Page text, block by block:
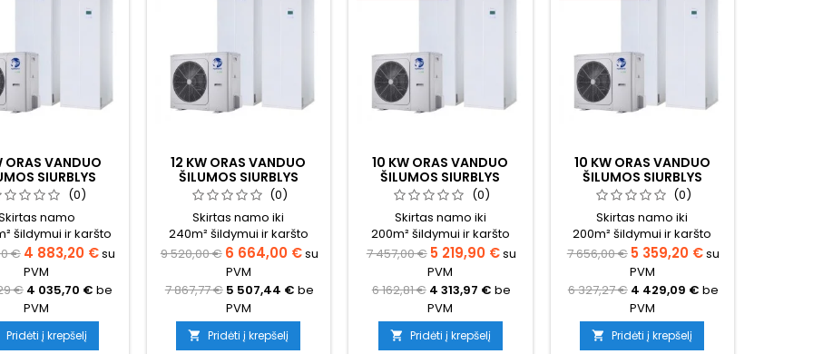
ORAS VANDUO
SIURBLYS
OPTIMUS PRO
VIENAME
(0)
namo
šildymui ir karšto
ruošimui (būtina
tikslų šilumos
namui)
€ 4 883,20 €su
PVM
€ 4 035,70 € be
PVM
Pridėti į krepšelį
12 KW ORAS VANDUO
ŠILUMOS SIURBLYS
NORDIS OPTIMUS PRO
VISKAS VIENAME
KOMPLEKTAS TRIFAZIS
(0)
Skirtas namo iki
240m² šildymui ir karšto
vandens ruošimui (būtina
pasiskaičiuoti tikslų šilumos
poreikį namui)
9 520,00 € 6 664,00 €su
PVM
7 867,77 € 5 507,44 € be
PVM
 Pridėti į krepšelį
10 KW ORAS VANDUO
ŠILUMOS SIURBLYS
NORDIS OPTIMUS PRO
VISKAS VIENAME
KOMPLEKTAS VIENFAZIS
(0)
Skirtas namo iki
200m² šildymui ir karšto
vandens ruošimui (būtina
pasiskaičiuoti tikslų šilumos
poreikį namui)
7 457,00 € 5 219,90 €su
PVM
6 162,81 € 4 313,97 € be
PVM
 Pridėti į krepšelį
10 KW ORAS VANDUO
ŠILUMOS SIURBLYS
NORDIS OPTIMUS PRO
VISKAS VIENAME
KOMPLEKTAS TRIFAZIS
(0)
Skirtas namo iki
200m² šildymui ir karšto
vandens ruošimui (būtina
pasiskaičiuoti tikslų šilumos
poreikį namui)
7 656,00 € 5 359,20 €su
PVM
6 327,27 € 4 429,09 € be
PVM
 Pridėti į krepšelį